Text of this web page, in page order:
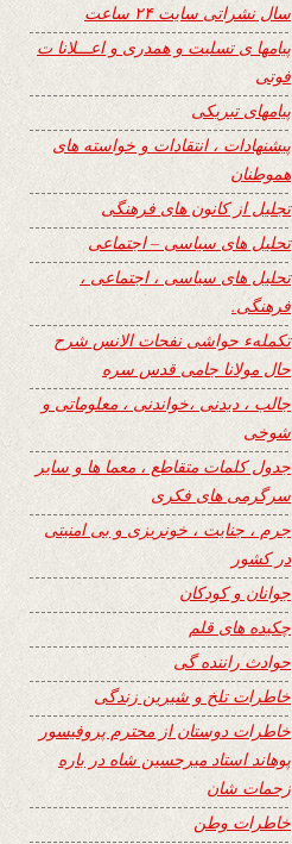
سال نشراتی سایت ۲۴ ساعت
پیامها ی تسلیت و همدری و اعـــلانا ت
فوتی
پیامهای تبریکی
پیشنهادات ، انتقادات و خواسته های
هموطنان
تجلیل از کانون های فرهنگی
تحلیل های سیاسی – اجتماعی
تحلیل های سیاسی ، اجتماعی ،
فرهنگی.
تکملهء حواشی نفحات الانس شرح
حال مولانا جامی قدس سره
جالب ، دیدنی ،خواندنی ، معلوماتی و
شوخی
جدول کلمات متقاطع ، معما ها و سایر
سرگرمی های فکری
جرم ، جنایت ، خونریزی و بی امنیتی
در کشور
جوانان و کودکان
چکیده های قلم
حوادث راننده گی
خاطرات تلخ و شیرین زندگی
خاطرات دوستان از محترم پروفیسور
پوهاند استاد میرحسین شاه در باره
زحمات شان
خاطرات وطن